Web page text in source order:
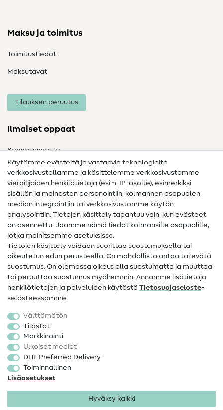
Maksu ja toimitus
Toimitustiedot
Maksutavat
Tilauksen peruutus
Ilmaiset oppaat
Kangassanasto
Ompelusanasto
Ompeluohjeet
Apua ja yhteystiedot
Yhteystiedot
Tietoa omistajanvaihdoksesta
FAQ
Peruutusoikeus
Suosittu
Kankaat
Ompelutarvikkeet
Ale
Käytämme evästeitä ja vastaavia teknologioita
verkkosivustollamme ja käsittelemme verkkosivustomme
vierailijoiden henkilötietoja (esim. IP-osoite), esimerkiksi
sisällön ja mainosten personointiin, kolmannen osapuolen
median integrointiin tai verkkosivustomme käytön
analysointiin. Tietojen käsittely tapahtuu vain, kun evästeet
on asennettu. Jaamme nämä tiedot kolmansille osapuolille,
jotka mainitsemme asetuksissa.
Tietojen käsittely voidaan suorittaa suostumuksella tai
oikeutetun edun perusteella. On mahdollista antaa tai evätä
suostumus. On olemassa oikeus olla suostumatta ja muuttaa
tai peruuttaa suostumus myöhemmin. Annamme lisätietoja
henkilötietojen ja palveluiden käytöstä Tietosuojaseloste-
selosteessamme.
Välttämätön
Tilastot
Markkinointi
Ulkoiset mediat
DHL Preferred Delivery
Toiminnallinen
Lisäasetukset
Hyväksy kaikki